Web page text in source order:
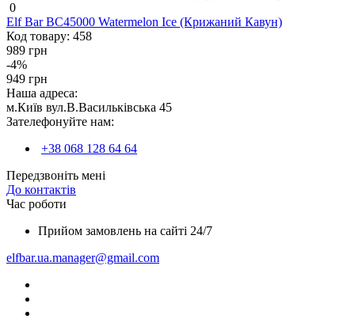
0
Elf Bar BC45000 Watermelon Ice (Крижаний Кавун)
Код товару: 458
989 грн
-4%
949 грн
Наша адреса:
м.Київ вул.В.Васильківська 45
Зателефонуйте нам:
+38 068 128 64 64
Передзвоніть мені
До контактів
Час роботи
Прийом замовлень на сайті 24/7
elfbar.ua.manager@gmail.com